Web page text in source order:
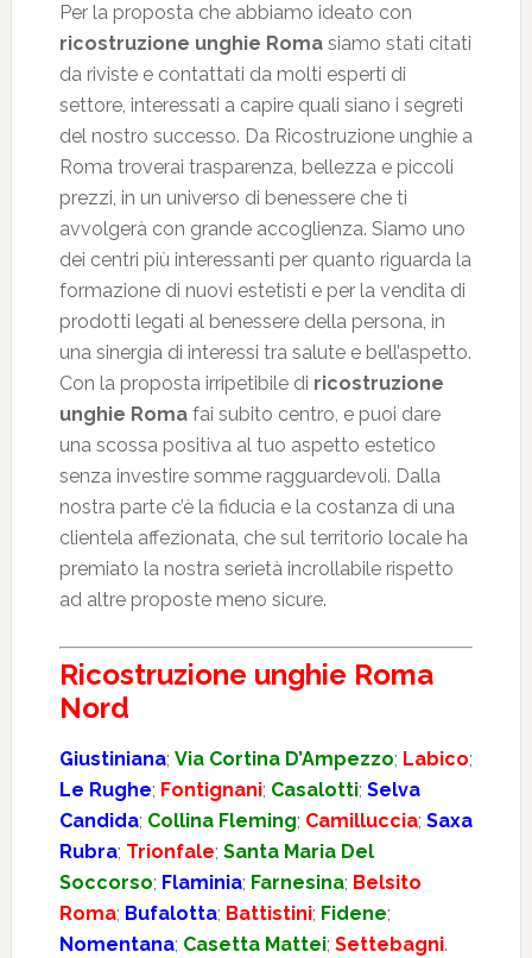
Per la proposta che abbiamo ideato con
ricostruzione unghie Roma siamo stati citati
da riviste e contattati da molti esperti di
settore, interessati a capire quali siano i segreti
del nostro successo. Da Ricostruzione unghie a
Roma troverai trasparenza, bellezza e piccoli
prezzi, in un universo di benessere che ti
avvolgerà con grande accoglienza. Siamo uno
dei centri più interessanti per quanto riguarda la
formazione di nuovi estetisti e per la vendita di
prodotti legati al benessere della persona, in
una sinergia di interessi tra salute e bell’aspetto.
Con la proposta irripetibile di ricostruzione
unghie Roma fai subito centro, e puoi dare
una scossa positiva al tuo aspetto estetico
senza investire somme ragguardevoli. Dalla
nostra parte c’è la fiducia e la costanza di una
clientela affezionata, che sul territorio locale ha
premiato la nostra serietà incrollabile rispetto
ad altre proposte meno sicure.
Ricostruzione unghie Roma
Nord
Giustiniana; Via Cortina D’Ampezzo; Labico;
Le Rughe; Fontignani; Casalotti; Selva
Candida; Collina Fleming; Camilluccia; Saxa
Rubra; Trionfale; Santa Maria Del
Soccorso; Flaminia; Farnesina; Belsito
Roma; Bufalotta; Battistini; Fidene;
Nomentana; Casetta Mattei; Settebagni.